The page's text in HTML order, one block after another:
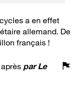
a en effet
allemand. De
français !
parLe